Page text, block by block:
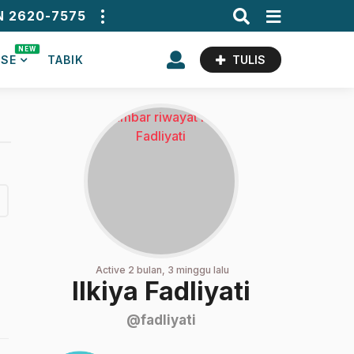
2620-7575
NEW
TABIK TULIS
Active 2 bulan, 3 minggu lalu
Ilkiya Fadliyati
@fadliyati